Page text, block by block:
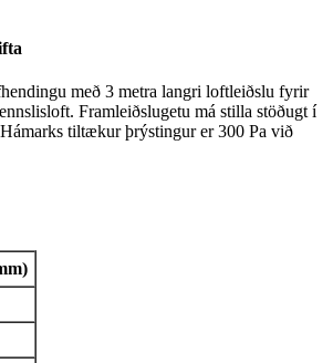
með 3 metra langri loftleiðslu fyrir
Framleiðslugetu má stilla stöðugt í
tiltækur þrýstingur er 300 Pa við